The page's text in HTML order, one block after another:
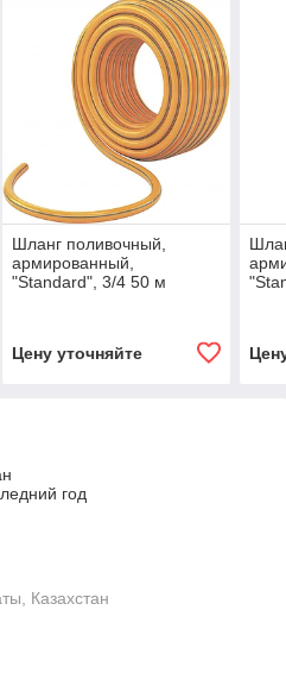
Шланг поливочный,
армированный,
"Standard", 3/4 50 м
Цену уточняйте
год
Казахстан